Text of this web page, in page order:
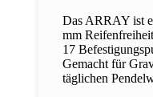
Das ARRAY ist
mm
17
Gemacht für
täglichen